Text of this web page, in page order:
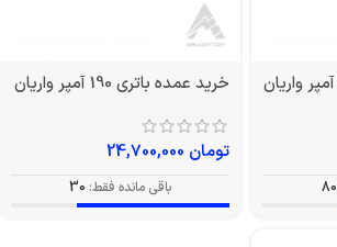
80
خرید عمده باتری 190 آمپر واریان
تومان
باقی مانده فقط: 30